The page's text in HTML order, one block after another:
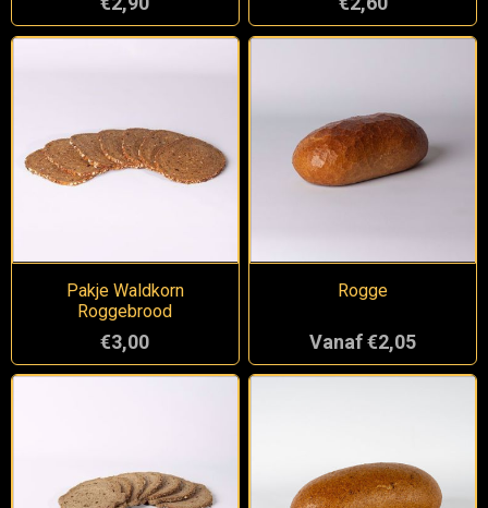
Pakje Waldkorn
Roggebrood
€3,00
Rogge
Vanaf €2,05